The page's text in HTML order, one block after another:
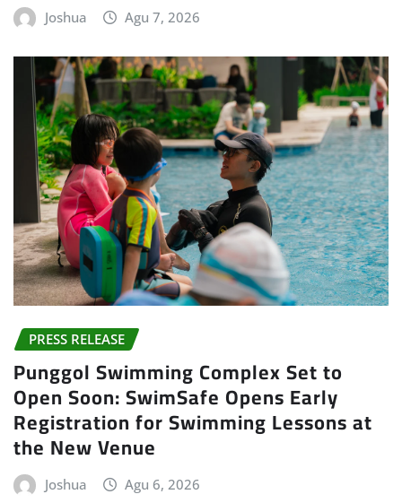
Joshua Agu 7, 2026
PRESS RELEASE
Punggol Swimming Complex Set to
Open Soon: SwimSafe Opens Early
Registration for Swimming Lessons at
the New Venue
Joshua Agu 6, 2026